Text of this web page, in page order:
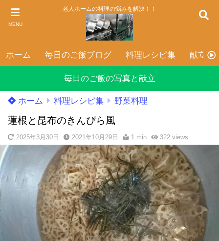
MENU
老人ホームの料理の悩みを解決！！
ホーム 毎日のご飯ブログ 料理レシピ集 献立表
毎日のご飯の写真と献立
ホーム 料理レシピ集 野菜料理
蓮根と昆布のきんぴら風
2025年3月30日 2021年10月29日 1 min 322views